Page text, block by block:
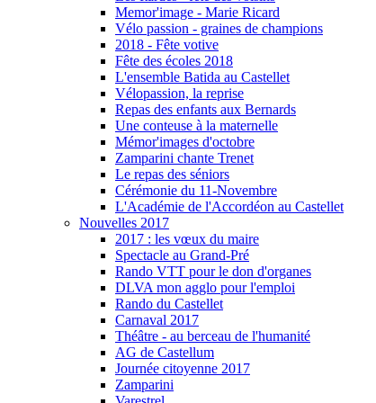
Memor'image - Marie Ricard
Vélo passion - graines de champions
2018 - Fête votive
Fête des écoles 2018
L'ensemble Batida au Castellet
Vélopassion, la reprise
Repas des enfants aux Bernards
Une conteuse à la maternelle
Mémor'images d'octobre
Zamparini chante Trenet
Le repas des séniors
Cérémonie du 11-Novembre
L'Académie de l'Accordéon au Castellet
Nouvelles 2017
2017 : les vœux du maire
Spectacle au Grand-Pré
Rando VTT pour le don d'organes
DLVA mon agglo pour l'emploi
Rando du Castellet
Carnaval 2017
Théâtre - au berceau de l'humanité
AG de Castellum
Journée citoyenne 2017
Zamparini